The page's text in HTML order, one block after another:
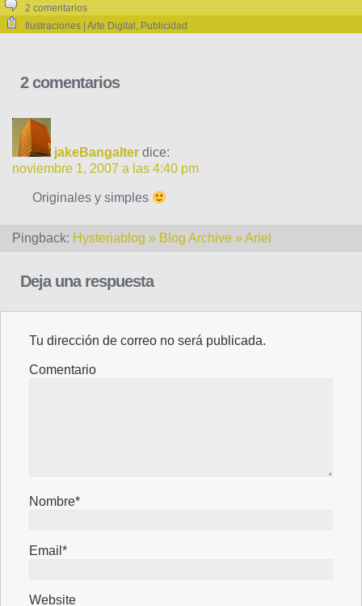
2 comentarios
Ilustraciones | Arte Digital , Publicidad
2 comentarios
jakeBangalter dice:
noviembre 1, 2007 a las 4:40 pm
Originales y simples
Pingback: Hysteriablog » Blog Archive » Ariel
Deja una respuesta
Tu dirección de correo no será publicada.
Comentario
Nombre*
Email*
Website